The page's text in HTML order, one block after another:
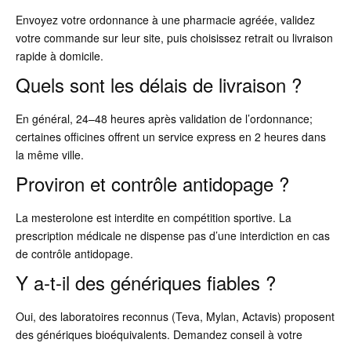
Envoyez votre ordonnance à une pharmacie agréée, validez
votre commande sur leur site, puis choisissez retrait ou livraison
rapide à domicile.
Quels sont les délais de livraison ?
En général, 24–48 heures après validation de l’ordonnance;
certaines officines offrent un service express en 2 heures dans
la même ville.
Proviron et contrôle antidopage ?
La mesterolone est interdite en compétition sportive. La
prescription médicale ne dispense pas d’une interdiction en cas
de contrôle antidopage.
Y a-t-il des génériques fiables ?
Oui, des laboratoires reconnus (Teva, Mylan, Actavis) proposent
des génériques bioéquivalents. Demandez conseil à votre